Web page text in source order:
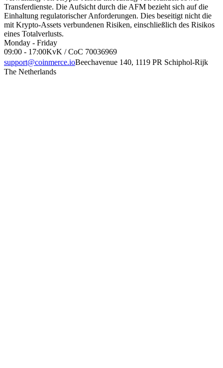
Transferdienste. Die Aufsicht durch die AFM bezieht sich auf die
Einhaltung regulatorischer Anforderungen. Dies beseitigt nicht die
mit Krypto-Assets verbundenen Risiken, einschließlich des Risikos
eines Totalverlusts.
Monday - Friday
09:00 - 17:00KvK / CoC 70036969
support@coinmerce.ioBeechavenue 140, 1119 PR Schiphol-Rijk
The Netherlands